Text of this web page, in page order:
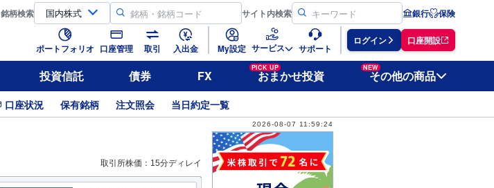
銘柄検索 サイト内検索 銀行 保険
ポートフォリオ 口座管理 取引 入出金 My設定 サービス サポート
ログイン 口座開設
投資信託 債券 FX
PICK UP
おまかせ投資
NEW
その他の商品
口座状況 保有銘柄 注文照会 当日約定一覧
2026-08-07 11:59:24
取引所株価：15分ディレイ